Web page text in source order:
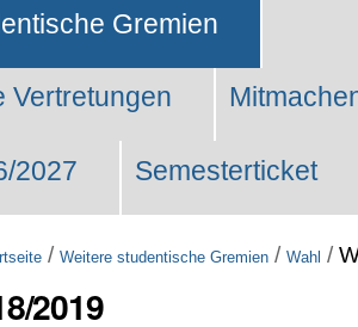
Gremien
Vertretungen
2027 Semesterticket
/ Weitere studentische Gremien / Wahl /
2019